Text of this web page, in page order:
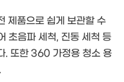
제품으로 쉽게 보관할 수
초음파 세척, 진동 세척 등
. 또한 360 가정용 청소 용